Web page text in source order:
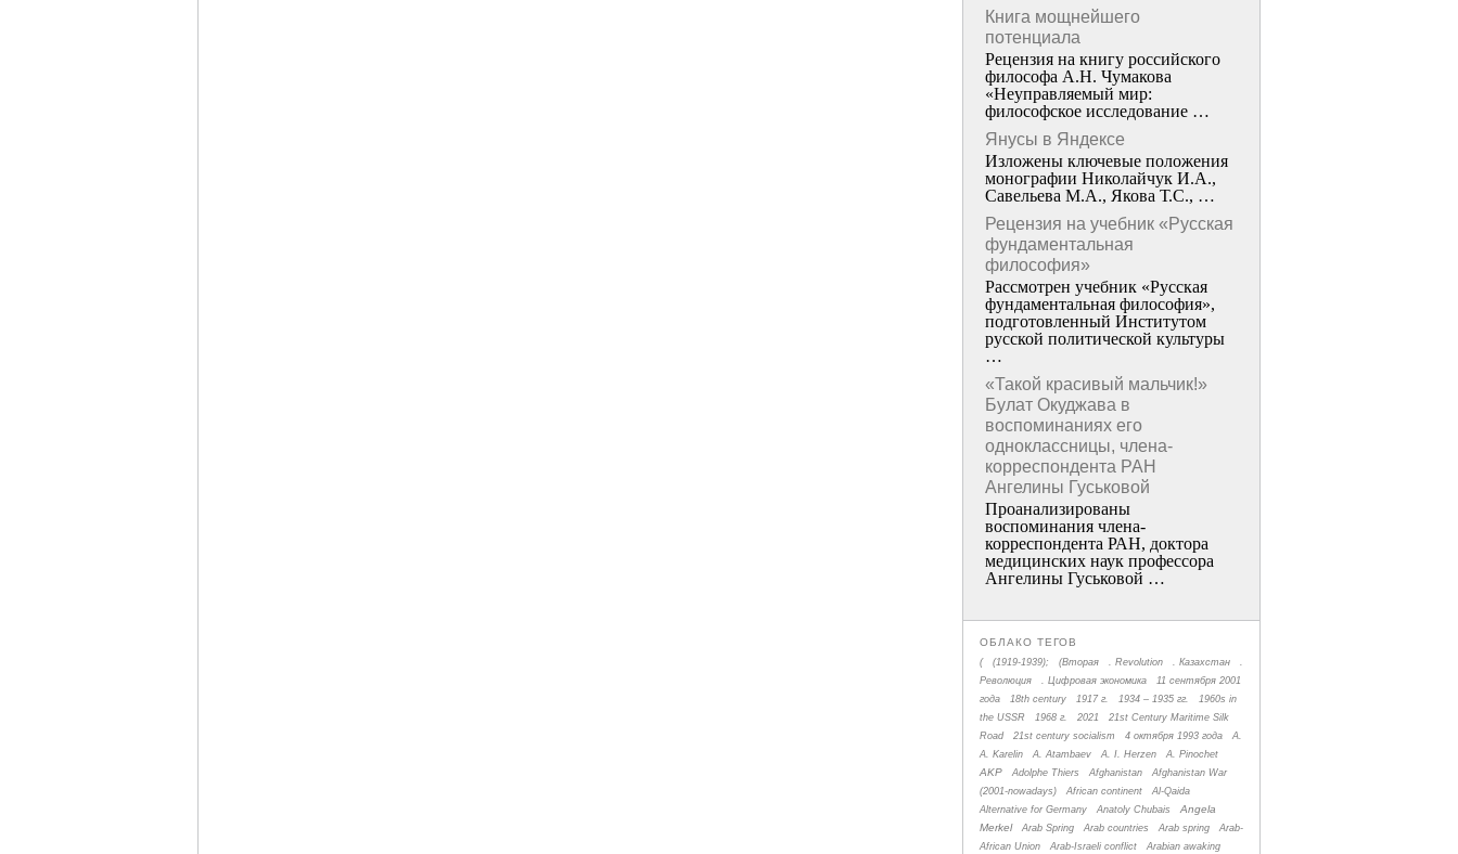
Книга мощнейшего
потенциала
Рецензия на книгу российского
философа А.Н. Чумакова
«Неуправляемый мир:
философское исследование …
Янусы в Яндексе
Изложены ключевые положения
монографии Николайчук И.А.,
Савельева М.А., Якова Т.С., …
Рецензия на учебник «Русская
фундаментальная
философия»
Рассмотрен учебник «Русская
фундаментальная философия»,
подготовленный Институтом
русской политической культуры
…
«Такой красивый мальчик!»
Булат Окуджава в
воспоминаниях его
одноклассницы, члена-
корреспондента РАН
Ангелины Гуськовой
Проанализированы
воспоминания члена­
корреспондента РАН, доктора
медицинских наук профессора
Ангелины Гуськовой …
ОБЛАКО ТЕГОВ
( (1919-1939); (Вторая . Revolution . Казахстан
.
Революция
. Цифровая экономика
11 сентября 2001
года
18th century 1917 г. 1934 – 1935 гг.
1960s in
the USSR
1968 г. 2021
21st Century Maritime Silk
Road
21st century socialism 4 октября 1993 года
A.
A. Karelin
A. Atambaev A. I. Herzen A. Pinochet
AKP Adolphe Thiers Afghanistan
Afghanistan War
(2001-nowadays)
African continent
Al-Qaida
Alternative for Germany
Anatoly Chubais
Angela
Merkel
Arab Spring Arab countries Arab spring
Arab-
African Union
Arab-Israeli conflict
Arabian awaking